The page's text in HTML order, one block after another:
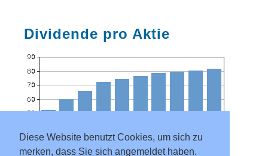
Diese Website benutzt Cookies, um sich zu
merken, dass Sie sich angemeldet haben.
Dividende pro Aktie